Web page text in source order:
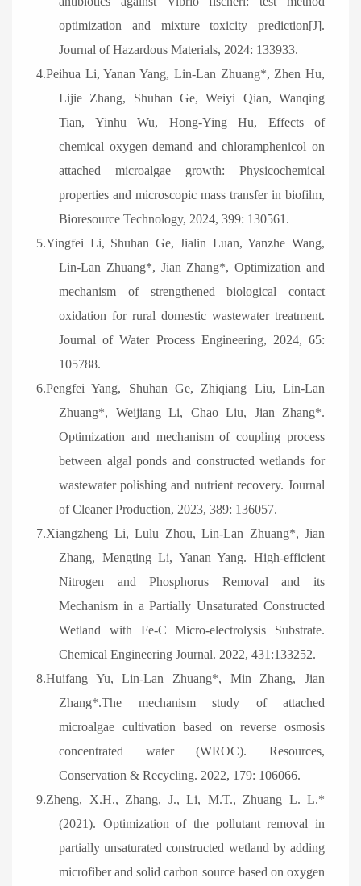
optimization and mixture toxicity prediction[J].
Journal of Hazardous Materials, 2024: 133933.
4.Peihua Li, Yanan Yang, Lin-Lan Zhuang*, Zhen Hu,
Lijie Zhang, Shuhan Ge, Weiyi Qian, Wanqing
Tian, Yinhu Wu, Hong-Ying Hu, Effects of
chemical oxygen demand and chloramphenicol on
attached microalgae growth: Physicochemical
properties and microscopic mass transfer in biofilm,
Bioresource Technology, 2024, 399: 130561.
5.Yingfei Li, Shuhan Ge, Jialin Luan, Yanzhe Wang,
Lin-Lan Zhuang*, Jian Zhang*, Optimization and
mechanism of strengthened biological contact
oxidation for rural domestic wastewater treatment.
Journal of Water Process Engineering, 2024, 65:
105788.
6.Pengfei Yang, Shuhan Ge, Zhiqiang Liu, Lin-Lan
Zhuang*, Weijiang Li, Chao Liu, Jian Zhang*.
Optimization and mechanism of coupling process
between algal ponds and constructed wetlands for
wastewater polishing and nutrient recovery. Journal
of Cleaner Production, 2023, 389: 136057.
7.Xiangzheng Li, Lulu Zhou, Lin-Lan Zhuang*, Jian
Zhang, Mengting Li, Yanan Yang. High-efficient
Nitrogen and Phosphorus Removal and its
Mechanism in a Partially Unsaturated Constructed
Wetland with Fe-C Micro-electrolysis Substrate.
Chemical Engineering Journal. 2022, 431:133252.
8.Huifang Yu, Lin-Lan Zhuang*, Min Zhang, Jian
Zhang*.The mechanism study of attached
microalgae cultivation based on reverse osmosis
concentrated water (WROC). Resources,
Conservation & Recycling. 2022, 179: 106066.
9.Zheng, X.H., Zhang, J., Li, M.T., Zhuang L. L.*
(2021). Optimization of the pollutant removal in
partially unsaturated constructed wetland by adding
microfiber and solid carbon source based on oxygen